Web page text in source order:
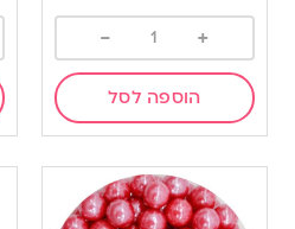
+
-
הוספה לסל